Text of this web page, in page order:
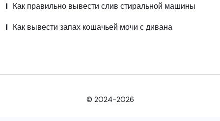
Как правильно вывести слив стиральной машины
Как вывести запах кошачьей мочи с дивана
© 2024-2026